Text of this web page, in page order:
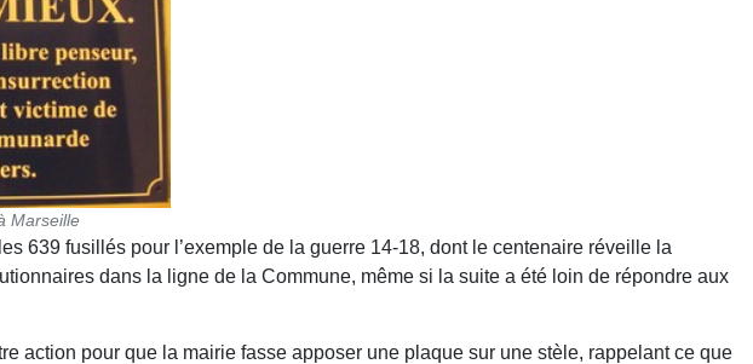
Marseille
639 fusillés pour l’exemple de la guerre 14-18, dont le centenaire réveille la
dans la ligne de la Commune, même si la suite a été loin de répondre aux
action pour que la mairie fasse apposer une plaque sur une stèle, rappelant ce que